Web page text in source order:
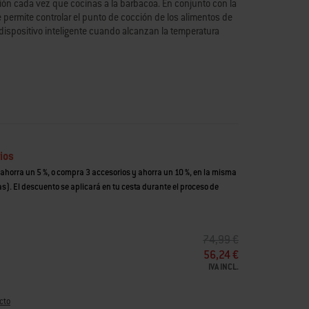
cada vez que cocinas a la barbacoa. En conjunto con la
controlar el punto de cocción de los alimentos de
inteligente cuando alcanzan la temperatura
con Android 6.0 o superior y Bluetooth 4.0 o superior.
4, el iPad de 1.ª o 2.ª generación o los teléfonos Huawei no son
por parte de Weber-Stephen Products LLC tiene lugar con
un 5 %, o compra 3 accesorios y ahorra un 10 %, en la misma
El descuento se aplicará en tu cesta durante el proceso de
PRECIO REBAJADO DE
74,99 €A
56,24 €
IVA INCL.